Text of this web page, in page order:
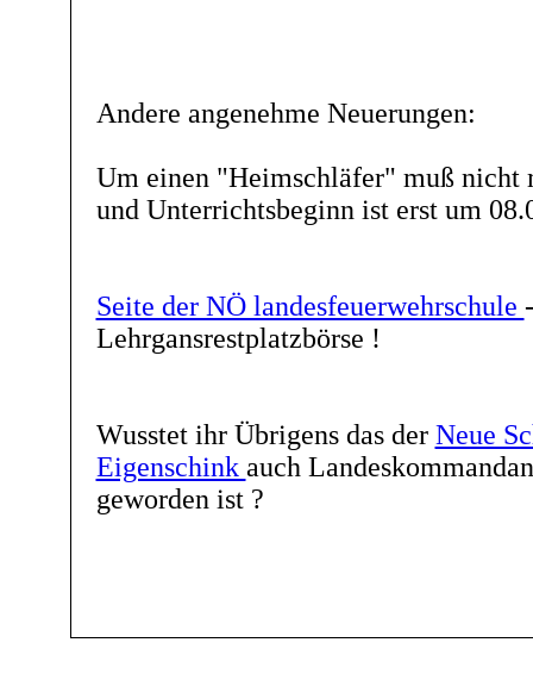
Andere angenehme Neuerungen:
Um einen "Heimschläfer" muß nicht
und Unterrichtsbeginn ist erst um
Seite der NÖ landesfeuerwehrschule
Lehrgansrestplatzbörse !
Wusstet ihr Übrigens das der Neue
Eigenschink auch
geworden ist ?